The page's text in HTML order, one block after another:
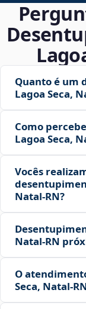
Quanto é um
Lagoa Seca,
Como
Lagoa Seca,
Vocês
Natal‑RN?
Natal‑RN
O
Seca,